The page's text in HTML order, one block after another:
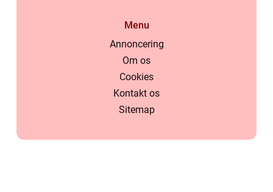
Menu
Annoncering
Om os
Cookies
Kontakt os
Sitemap